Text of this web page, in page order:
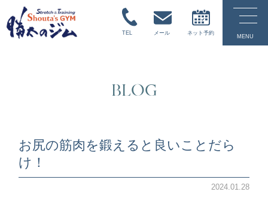
TEL メール ネット予約
MENU
BLOG
お尻の筋肉を鍛えると良いことだら
け！
2024.01.28